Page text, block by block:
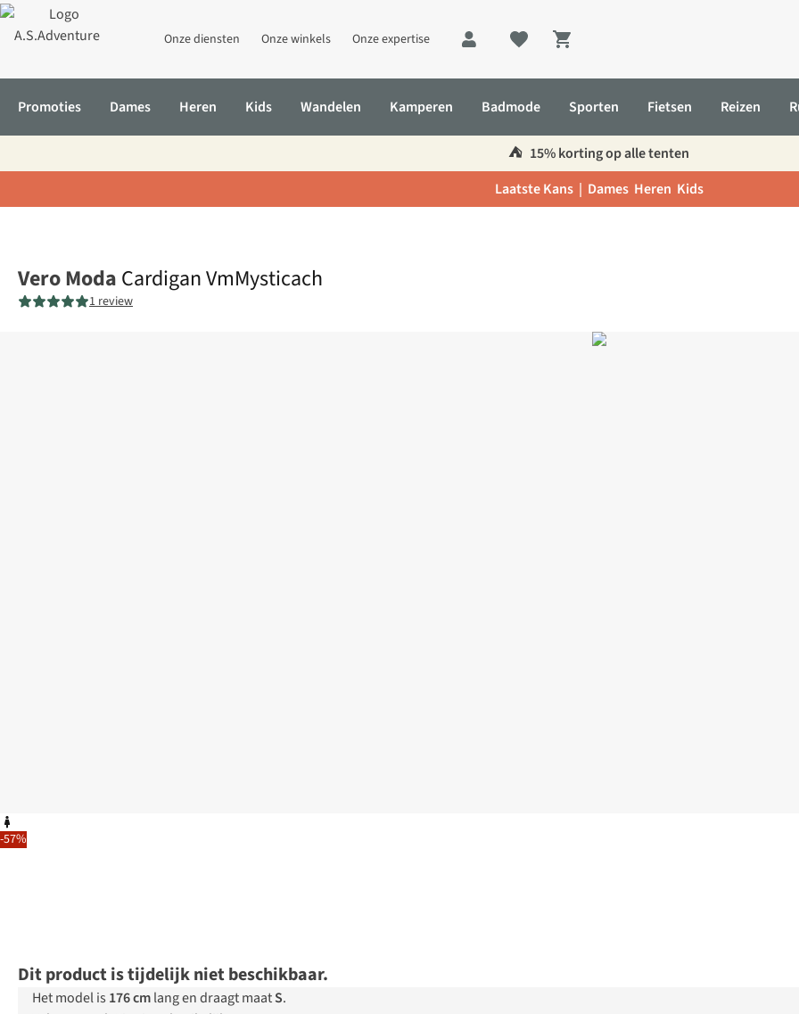
Onze diensten Onze winkels Onze expertise
Shopping cart
Promoties Dames Heren Kids Wandelen Kamperen Badmode Sporten Fietsen Reizen
⛺️ 15% korting op alle tenten
Laatste Kans | Dames Heren Kids
-57%
Vero Moda Cardigan VmMysticach
1 review
Dit product is tijdelijk niet beschikbaar.
Het model is 176 cmlang en draagt maatS.